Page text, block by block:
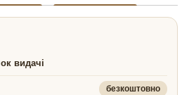
видачі
безкоштовно